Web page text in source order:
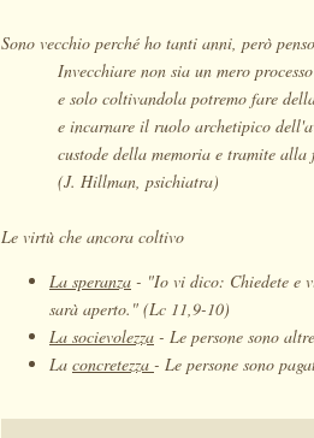
Sono vecchio perché ho tanti anni, però
Invecchiare non sia un mero
e solo coltivandola potremo fare
e incarnare il ruolo archetipico
custode della memoria e tramite alla
(J. Hillman, psichiatra)
Le virtù che ancora coltivo
La speranza - "Io vi dico: Chiedete e
sarà aperto." (Lc 11,9-10)
La socievolezza - Le persone sono
La concretezza - Le persone sono